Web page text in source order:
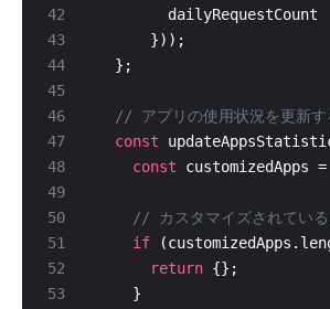
43
44
45
46
47
48
49
50
51
53
const
const customizedApps =
if
return